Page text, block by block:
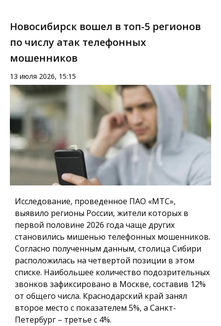
Новосибирск вошел в топ-5 регионов
по числу атак телефонных
мошенников
13 июля 2026, 15:15
Исследование, проведенное ПАО «МТС»,
выявило регионы России, жители которых в
первой половине 2026 года чаще других
становились мишенью телефонных мошенников.
Согласно полученным данным, столица Сибири
расположилась на четвертой позиции в этом
списке. Наибольшее количество подозрительных
звонков зафиксировано в Москве, составив 12%
от общего числа. Краснодарский край занял
второе место с показателем 5%, а Санкт-
Петербург – третье с 4%.